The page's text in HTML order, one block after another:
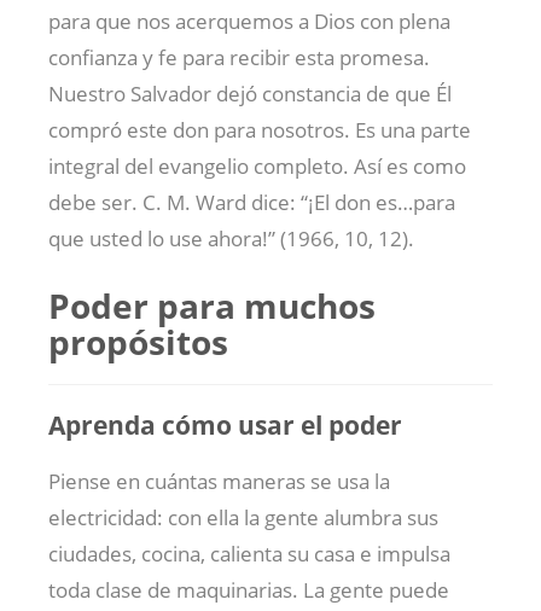
para que nos acerquemos a Dios con plena
confianza y fe para recibir esta promesa.
Nuestro Salvador dejó constancia de que Él
compró este don para nosotros. Es una parte
integral del evangelio completo. Así es como
debe ser. C. M. Ward dice: “¡El don es…para
que usted lo use ahora!” (1966, 10, 12).
Poder para muchos
propósitos
Aprenda cómo usar el poder
Piense en cuántas maneras se usa la
electricidad: con ella la gente alumbra sus
ciudades, cocina, calienta su casa e impulsa
toda clase de maquinarias. La gente puede